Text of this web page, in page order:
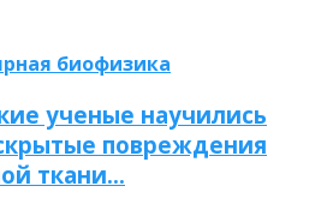
биофизика
ученые научились
повреждения
ткани…